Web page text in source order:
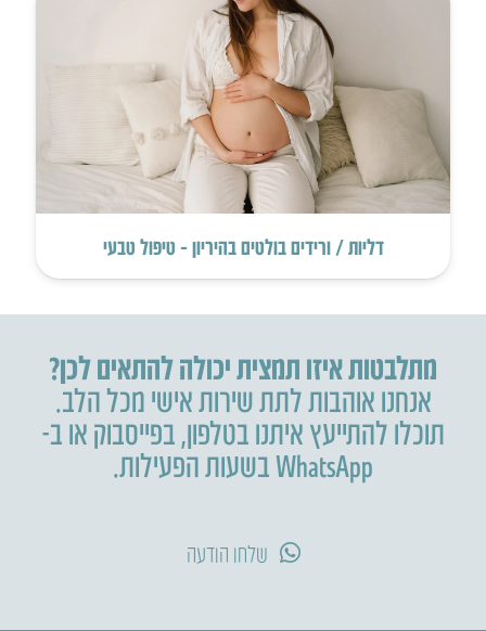
דליות / ורידים בולטים בהיריון – טיפול טבעי
מתלבטות איזו תמצית יכולה להתאים לכן?
אנחנו אוהבות לתת שירות אישי מכל הלב.
תוכלו להתייעץ איתנו בטלפון,בפייסבוק או ב-
WhatsApp בשעות הפעילות.
שלחו הודעה